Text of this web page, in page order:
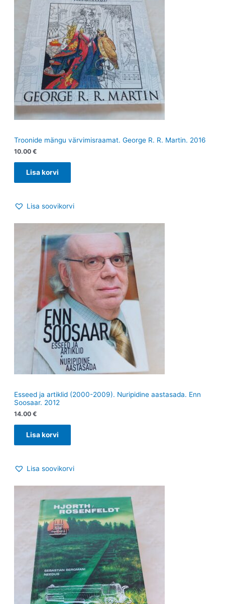
Troonide mängu värvimisraamat. George R. R. Martin. 2016
10.00 €
Lisa korvi
Lisa soovikorvi
Esseed ja artiklid (2000-2009). Nuripidine aastasada. Enn
Soosaar. 2012
14.00 €
Lisa korvi
Lisa soovikorvi